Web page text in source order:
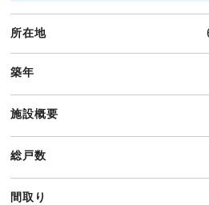
所在地
築年
施設概要
総戸数
間取り